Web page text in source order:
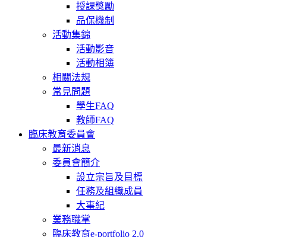
授課獎勵
品保機制
活動集錦
活動影音
活動相簿
相關法規
常見問題
學生FAQ
教師FAQ
臨床教育委員會
最新消息
委員會簡介
設立宗旨及目標
任務及組織成員
大事紀
業務職掌
臨床教育e-portfolio 2.0